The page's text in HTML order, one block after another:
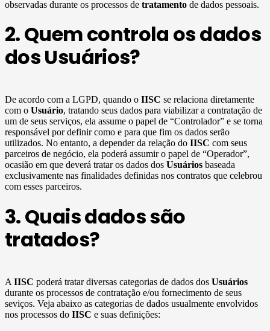
observadas durante os processos de tratamento de dados pessoais.
2. Quem controla os dados
dos Usuários?
De acordo com a LGPD, quando o IISC se relaciona diretamente
com o Usuário, tratando seus dados para viabilizar a contratação de
um de seus serviços, ela assume o papel de “Controlador” e se torna
responsável por definir como e para que fim os dados serão
utilizados. No entanto, a depender da relação do IISC com seus
parceiros de negócio, ela poderá assumir o papel de “Operador”,
ocasião em que deverá tratar os dados dos Usuários baseada
exclusivamente nas finalidades definidas nos contratos que celebrou
com esses parceiros.
3. Quais dados são
tratados?
A IISC poderá tratar diversas categorias de dados dos Usuários
durante os processos de contratação e/ou fornecimento de seus
seviços. Veja abaixo as categorias de dados usualmente envolvidos
nos processos do IISC e suas definições: